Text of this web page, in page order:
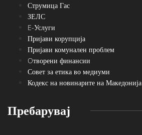
Струмица Гас
ЗЕЛС
E-Услуги
Пријави корупција
Пријави комунален проблем
Oтворени финансии
Совет за етика во медиуми
Кодекс на новинарите на Македонија
Пребарувај